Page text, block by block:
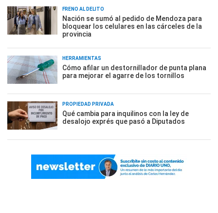
FRENO AL DELITO
Nación se sumó al pedido de Mendoza para
bloquear los celulares en las cárceles de la
provincia
HERRAMIENTAS
Cómo afilar un destornillador de punta plana
para mejorar el agarre de los tornillos
PROPIEDAD PRIVADA
Qué cambia para inquilinos con la ley de
desalojo exprés que pasó a Diputados